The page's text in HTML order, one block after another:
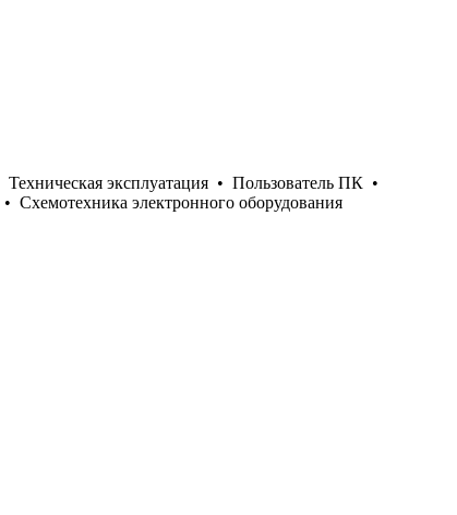
Техническая эксплуатация • Пользователь ПК •
• Схемотехника электронного оборудования